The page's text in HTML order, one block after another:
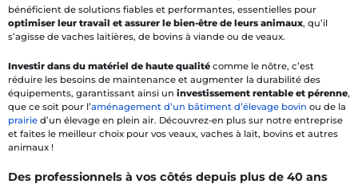
bénéficient de solutions fiables et performantes, essentielles pour
optimiser leur travail et assurer le bien-être de leurs animaux, qu’il
s’agisse de vaches laitières, de bovins à viande ou de veaux.
Investir dans du matériel de haute qualité comme le nôtre, c’est
réduire les besoins de maintenance et augmenter la durabilité des
équipements, garantissant ainsi un investissement rentable et pérenne,
que ce soit pour l’aménagement d’un bâtiment d’élevage bovin ou de la
prairie d’un élevage en plein air. Découvrez-en plus sur notre entreprise
et faites le meilleur choix pour vos veaux, vaches à lait, bovins et autres
animaux !
Des professionnels à vos côtés depuis plus de 40 ans